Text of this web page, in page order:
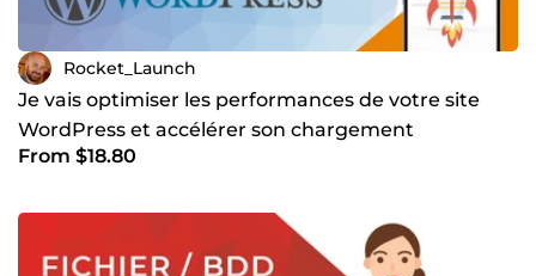
Rocket_Launch
Je vais optimiser les performances de votre site
WordPress et accélérer son chargement
From $18.80